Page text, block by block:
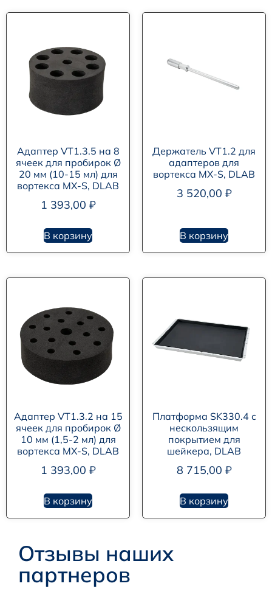
Адаптер VT1.3.5 на 8
ячеек для пробирок Ø
20 мм (10-15 мл) для
вортекса MX-S, DLAB
1 393,00 ₽
В корзину
Держатель VT1.2 для
адаптеров для
вортекса MX-S, DLAB
3 520,00 ₽
В корзину
Адаптер VT1.3.2 на 15
ячеек для пробирок Ø
10 мм (1,5-2 мл) для
вортекса MX-S, DLAB
1 393,00 ₽
В корзину
Платформа SK330.4 с
нескользящим
покрытием для
шейкера, DLAB
8 715,00 ₽
В корзину
Отзывы наших
партнеров